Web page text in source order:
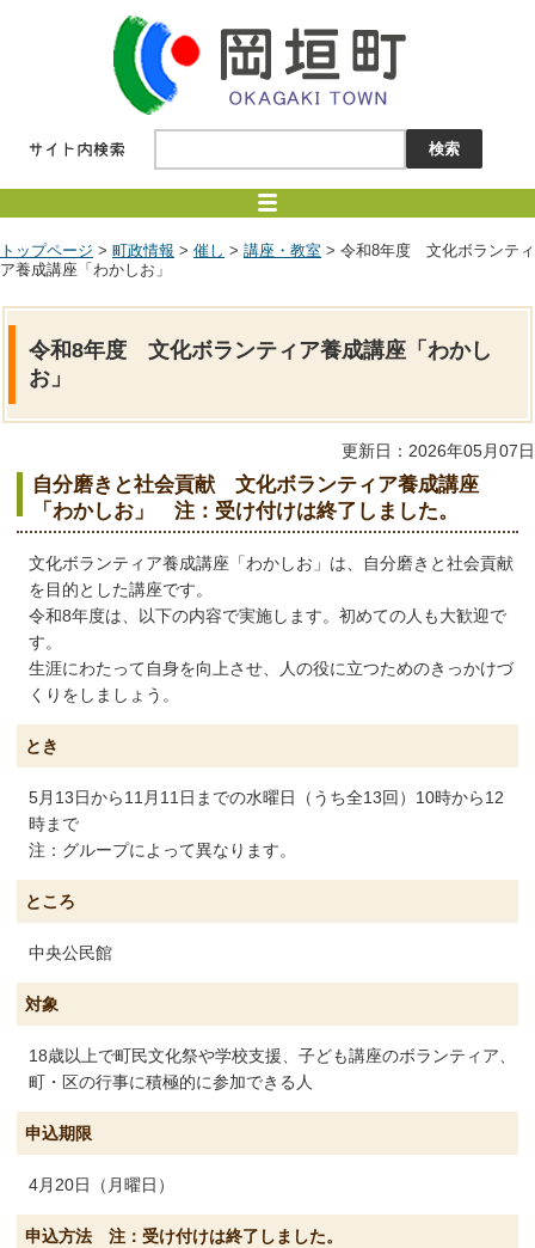
トップページ > 町政情報 > 催し > 講座・教室 > 令和8年度 文化ボランティ
ア養成講座「わかしお」
令和8年度 文化ボランティア養成講座「わかし
お」
更新日：2026年05月07日
自分磨きと社会貢献 文化ボランティア養成講座
「わかしお」 注：受け付けは終了しました。
文化ボランティア養成講座「わかしお」は、自分磨きと社会貢献
を目的とした講座です。
令和8年度は、以下の内容で実施します。初めての人も大歓迎で
す。
生涯にわたって自身を向上させ、人の役に立つためのきっかけづ
くりをしましょう。
とき
5月13日から11月11日までの水曜日（うち全13回）10時から12
時まで
注：グループによって異なります。
ところ
中央公民館
対象
18歳以上で町民文化祭や学校支援、子ども講座のボランティア、
町・区の行事に積極的に参加できる人
申込期限
4月20日（月曜日）
申込方法 注：受け付けは終了しました。